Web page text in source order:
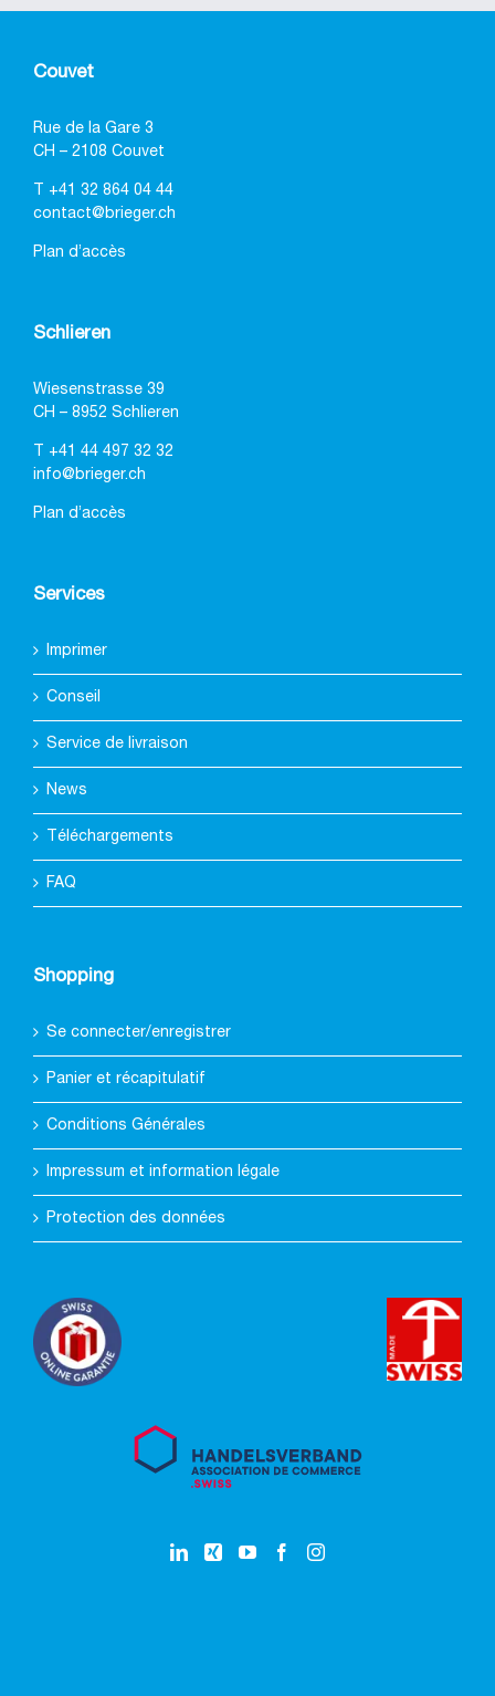
Couvet
Rue de la Gare 3
CH – 2108 Couvet
+41 32 864 04 44
contact@brieger.ch
Plan d’accès
Schlieren
Wiesenstrasse 39
CH – 8952 Schlieren
+41 44 497 32 32
info@brieger.ch
Plan d’accès
Services
Imprimer
Conseil
Service de livraison
News
Téléchargements
FAQ
Shopping
Se connecter/enregistrer
Panier et récapitulatif
Conditions Générales
Impressum et information légale
Protection des données